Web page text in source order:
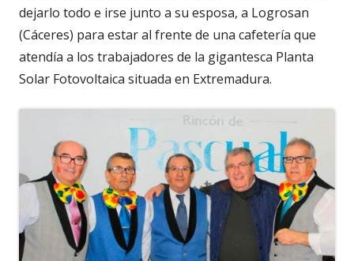
dejarlo todo e irse junto a su esposa, a Logrosan
(Cáceres) para estar al frente de una cafetería que
atendía a los trabajadores de la gigantesca Planta
Solar Fotovoltaica situada en Extremadura.